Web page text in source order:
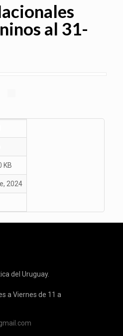
al 31-
KB
2024
del Uruguay.
a Viernes de 11 a